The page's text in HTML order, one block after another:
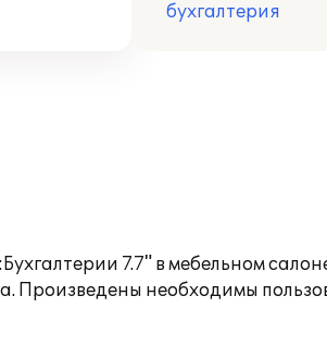
бухгалтерия
7.7" в мебельном
Произведены необходимы